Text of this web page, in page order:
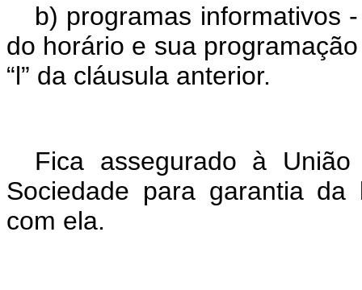
b) programas informativos
do horário e sua
“l” da cláusula anterior.
Fica assegurado à
Sociedade para garantia
com ela.